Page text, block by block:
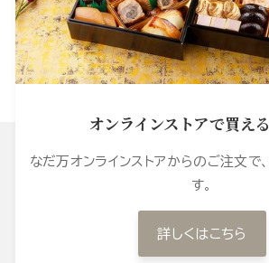
オンラインストアで買え
なだ万オンラインストアからのご注文で
す。
詳しくはこちら